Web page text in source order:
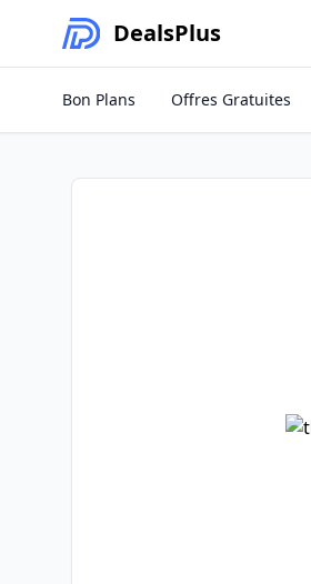
DealsPlus
Bon Plans Offres Gratuites